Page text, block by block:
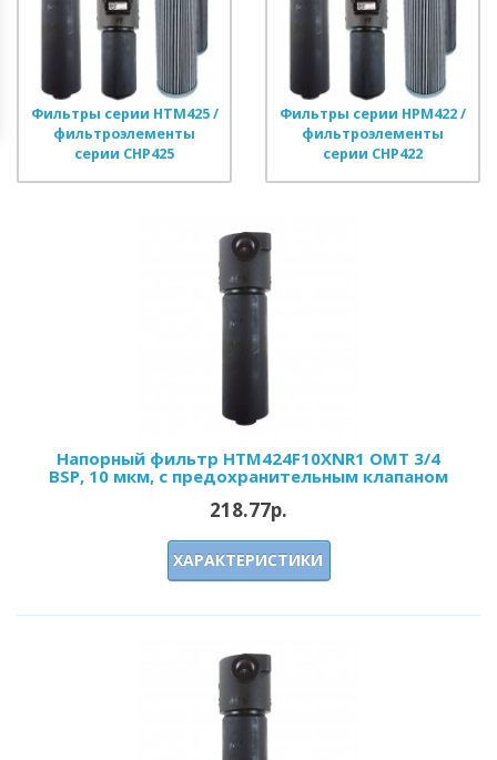
Фильтры серии HTM425 /
фильтроэлементы
серии CHP425
Фильтры серии HPM422 /
фильтроэлементы
серии CHP422
Напорный фильтр HTM424F10XNR1 OMT 3/4
BSP, 10 мкм, с предохранительным клапаном
218.77р.
ХАРАКТЕРИСТИКИ